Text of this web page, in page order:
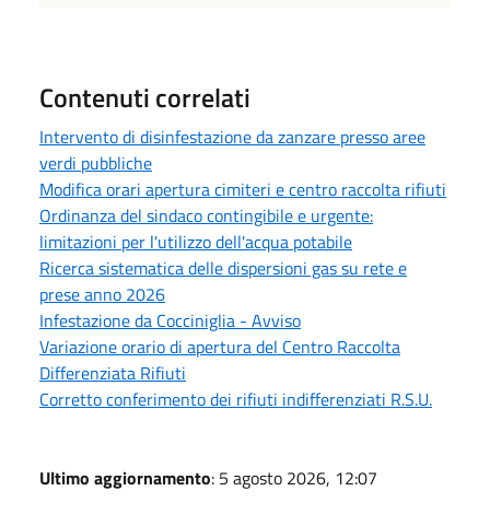
Contenuti correlati
Intervento di disinfestazione da zanzare presso aree
verdi pubbliche
Modifica orari apertura cimiteri e centro raccolta rifiuti
Ordinanza del sindaco contingibile e urgente:
limitazioni per l'utilizzo dell'acqua potabile
Ricerca sistematica delle dispersioni gas su rete e
prese anno 2026
Infestazione da Cocciniglia - Avviso
Variazione orario di apertura del Centro Raccolta
Differenziata Rifiuti
Corretto conferimento dei rifiuti indifferenziati R.S.U.
Ultimo aggiornamento: 5 agosto 2026, 12:07